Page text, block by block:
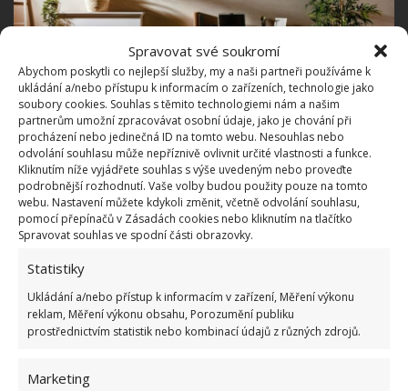
Spravovat své soukromí
Abychom poskytli co nejlepší služby, my a naši partneři používáme k
ukládání a/nebo přístupu k informacím o zařízeních, technologie jako
soubory cookies. Souhlas s těmito technologiemi nám a našim
partnerům umožní zpracovávat osobní údaje, jako je chování při
procházení nebo jedinečná ID na tomto webu. Nesouhlas nebo
odvolání souhlasu může nepříznivě ovlivnit určité vlastnosti a funkce.
Kliknutím níže vyjádřete souhlas s výše uvedeným nebo proveďte
podrobnější rozhodnutí. Vaše volby budou použity pouze na tomto
webu. Nastavení můžete kdykoli změnit, včetně odvolání souhlasu,
pomocí přepínačů v Zásadách cookies nebo kliknutím na tlačítko
Spravovat souhlas ve spodní části obrazovky.
Statistiky
Ukládání a/nebo přístup k informacím v zařízení, Měření výkonu
reklam, Měření výkonu obsahu, Porozumění publiku
prostřednictvím statistik nebo kombinací údajů z různých zdrojů.
Marketing
Fotografie: Freepik
Řekněte si o pomoc
někoho, kdo to se zařizováním umí. Pomůže vám vše
sjednotit a zorganizovat. Designér dokáže proniknout
do vašeho stylu a interiér přizpůsobit na míru.
Dotek přírody